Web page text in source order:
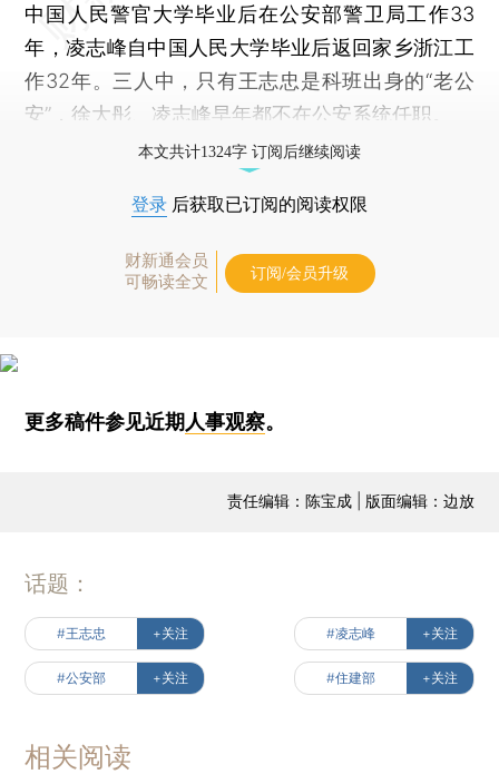
中国人民警官大学毕业后在公安部警卫局工作33
年，凌志峰自中国人民大学毕业后返回家乡浙江工
作32年。三人中，只有王志忠是科班出身的“老公
安”，徐大彤、凌志峰早年都不在公安系统任职。
本文共计1324字 订阅后继续阅读
登录 后获取已订阅的阅读权限
财新通会员
可畅读全文
订阅/会员升级
更多稿件参见近期 人事观察。
责任编辑：陈宝成 | 版面编辑：边放
话题：
#王志忠 +关注 #凌志峰 +关注
#公安部 +关注 #住建部 +关注
相关阅读